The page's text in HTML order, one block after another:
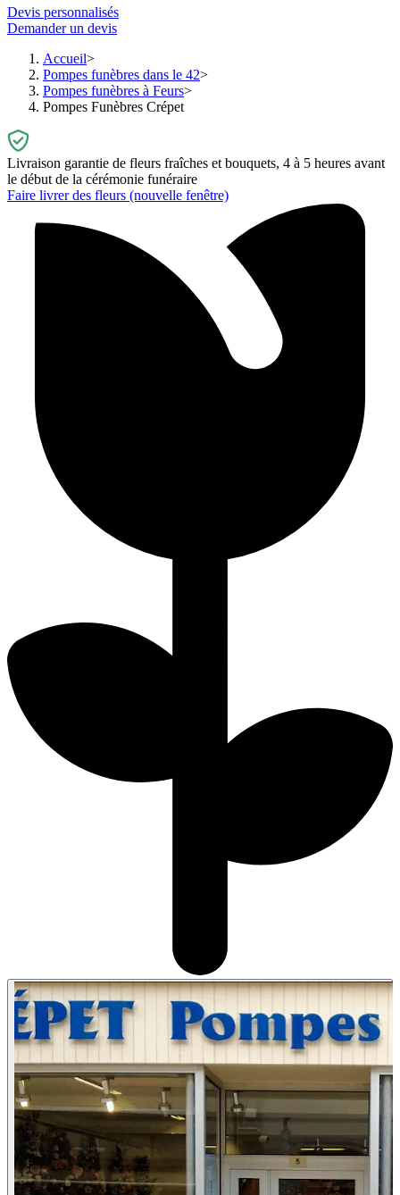
Devis personnalisés
Demander un devis
Accueil
Pompes funèbres dans le 42
Pompes funèbres à Feurs
Pompes Funèbres Crépet
Livraison garantie de fleurs fraîches et bouquets, 4 à 5 heures avant
le début de la cérémonie funéraire
Faire livrer des fleurs (nouvelle fenêtre)